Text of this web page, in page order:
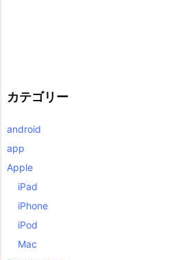
カテゴリー
android
app
Apple
iPad
iPhone
iPod
Mac